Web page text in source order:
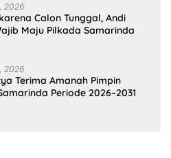
2026
Calon Tunggal, Andi
Maju Pilkada Samarinda
2026
Terima Amanah Pimpin
Periode 2026–2031